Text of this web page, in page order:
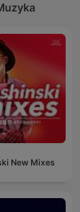
New Mixes